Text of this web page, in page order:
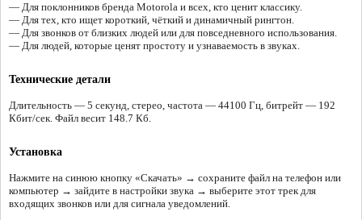
— Для поклонников бренда Motorola и всех, кто ценит классику.
— Для тех, кто ищет короткий, чёткий и динамичный рингтон.
— Для звонков от близких людей или для повседневного использования.
— Для людей, которые ценят простоту и узнаваемость в звуках.
Технические детали
Длительность — 5 секунд, стерео, частота — 44100 Гц, битрейт — 192
Кбит/сек. Файл весит 148.7 Кб.
Установка
Нажмите на синюю кнопку «Скачать» → сохраните файл на телефон или
компьютер → зайдите в настройки звука → выберите этот трек для
входящих звонков или для сигнала уведомлений.